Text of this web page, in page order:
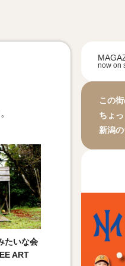
たいな会
ART
now on
この
ちょ
新潟